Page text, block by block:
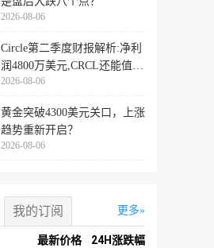
2026-08-06
Circle第二季度财报解析:净利
润4800万美元,CRCL还能值得
投资
2026-08-06
黄金突破4300美元关口，上涨
趋势重新开启？
2026-08-06
更多
我的订阅
最新价格 24H涨跌幅